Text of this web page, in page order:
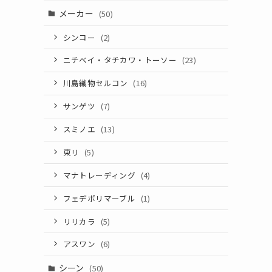
メーカー (50)
シンコー (2)
ニチベイ・タチカワ・トーソー (23)
川島織物セルコン (16)
サンゲツ (7)
スミノエ (13)
東リ
(5)
マナトレーディング (4)
フェデポリマーブル (1)
リリカラ (5)
アスワン (6)
シーン (50)